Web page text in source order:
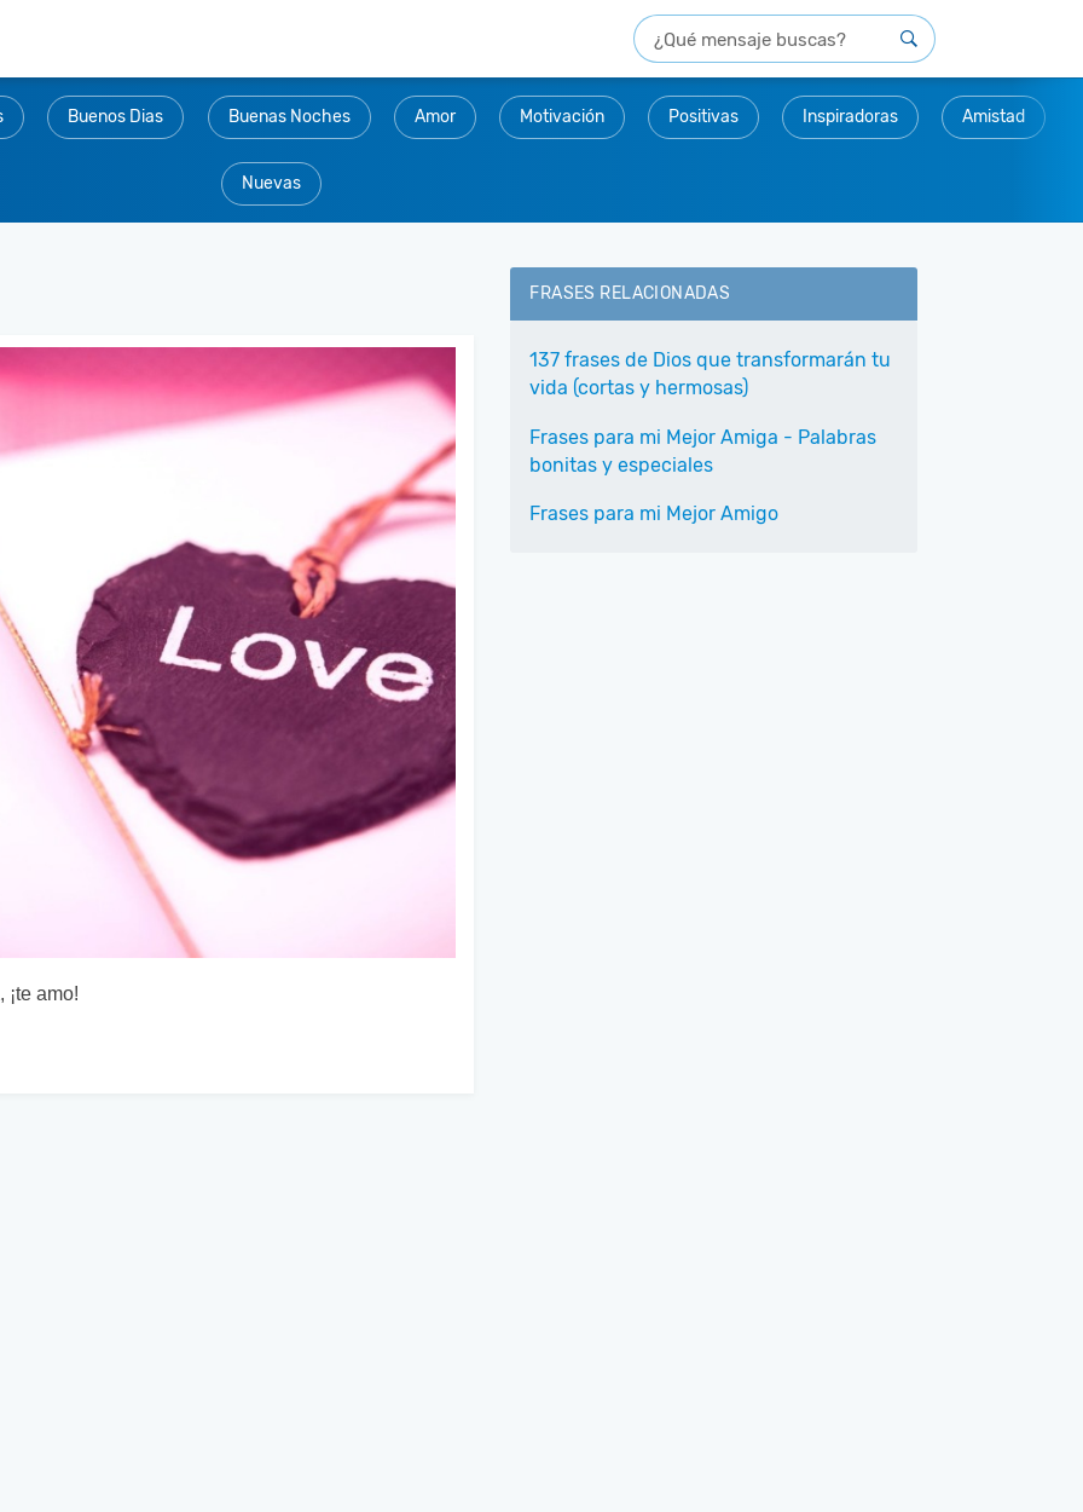
Buenos Dias Buenas Noches Amor Motivación Positivas Inspiradoras Amistad
Nuevas
amo!
FRASES RELACIONADAS
137 frases de Dios que transformarán tu
vida (cortas y hermosas)
Frases para mi Mejor Amiga - Palabras
bonitas y especiales
Frases para mi Mejor Amigo